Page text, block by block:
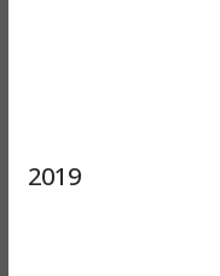
2019